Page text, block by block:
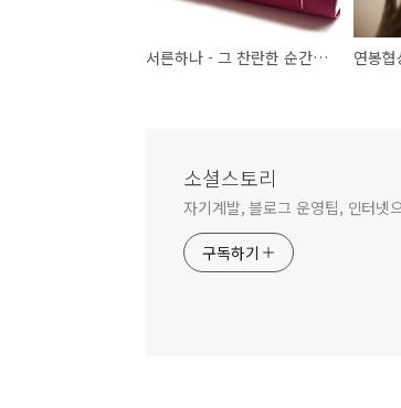
서른하나 - 그 찬란한 순간들을 위해... 연봉
소셜스토리
자기계발, 블로그 운영팁, 인터넷
구독하기